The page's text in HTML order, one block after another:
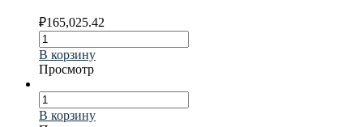
₽165,025.42
В корзину
Просмотр
В корзину